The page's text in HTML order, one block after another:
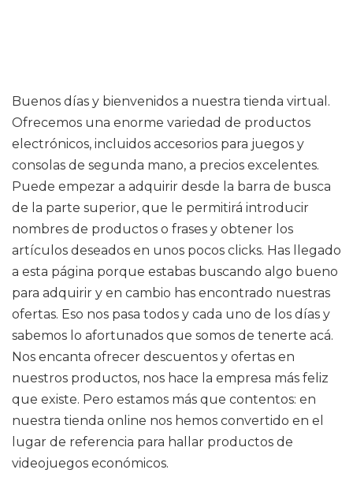
Buenos días y bienvenidos a nuestra tienda virtual.
Ofrecemos una enorme variedad de productos
electrónicos, incluidos accesorios para juegos y
consolas de segunda mano, a precios excelentes.
Puede empezar a adquirir desde la barra de busca
de la parte superior, que le permitirá introducir
nombres de productos o frases y obtener los
artículos deseados en unos pocos clicks. Has llegado
a esta página porque estabas buscando algo bueno
para adquirir y en cambio has encontrado nuestras
ofertas. Eso nos pasa todos y cada uno de los días y
sabemos lo afortunados que somos de tenerte acá.
Nos encanta ofrecer descuentos y ofertas en
nuestros productos, nos hace la empresa más feliz
que existe. Pero estamos más que contentos: en
nuestra tienda online nos hemos convertido en el
lugar de referencia para hallar productos de
videojuegos económicos.